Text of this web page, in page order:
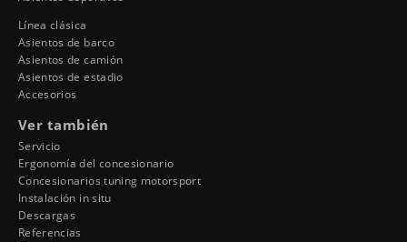
Línea clásica
Asientos de barco
Asientos de camión
Asientos de estadio
Accesorios
Ver también
Servicio
Ergonomía del concesionario
Concesionarios tuning motorsport
Instalación in situ
Descargas
Referencias